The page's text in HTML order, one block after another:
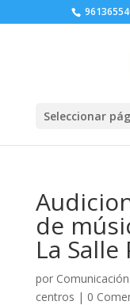
Seleccionar
de
La
por Comunicación
centros | 0